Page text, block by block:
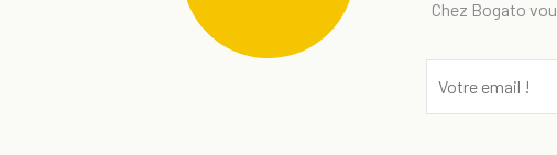
Chez Bogato